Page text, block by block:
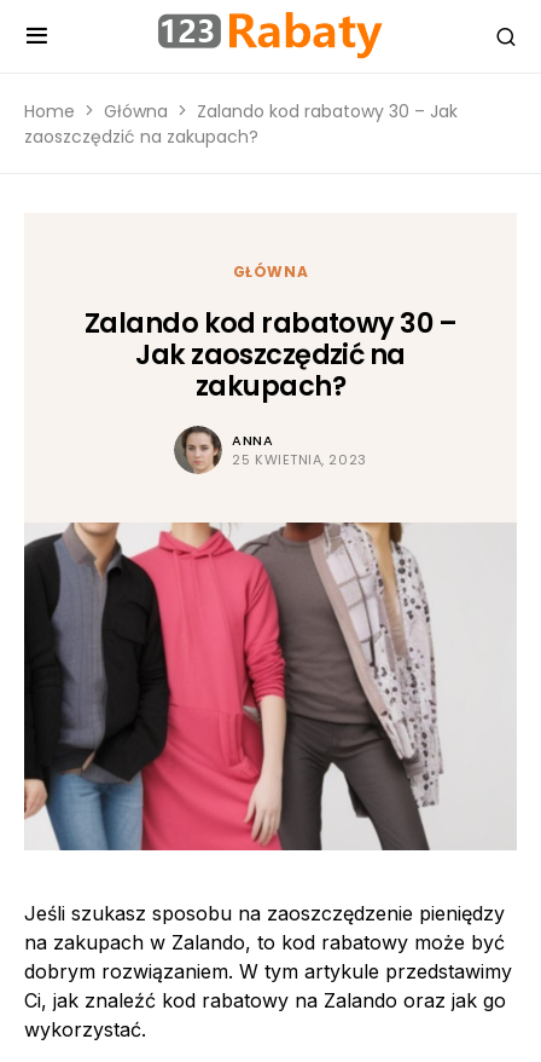
Home Główna
Zalando kod rabatowy 30 – Jak
zaoszczędzić na zakupach?
GŁÓWNA
Zalando kod rabatowy 30 –
Jak zaoszczędzić na
zakupach?
ANNA
25 KWIETNIA, 2023
Jeśli szukasz sposobu na zaoszczędzenie pieniędzy
na zakupach w Zalando, to kod rabatowy może być
dobrym rozwiązaniem. W tym artykule przedstawimy
Ci, jak znaleźć kod rabatowy na Zalando oraz jak go
wykorzystać.